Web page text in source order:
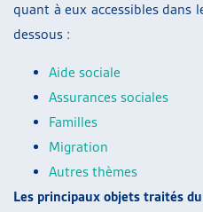
quant à eux accessibles dans
dessous :
Aide sociale
Assurances sociales
Familles
Migration
Autres thèmes
Les principaux objets traités